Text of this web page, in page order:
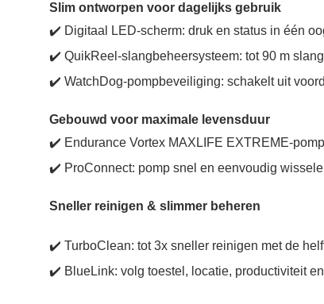
Slim ontworpen voor dagelijks gebruik
✔️ Digitaal LED-scherm: druk en status in één
✔️ QuikReel-slangbeheersysteem: tot 90 m
✔️ WatchDog-pompbeveiliging: schakelt uit
Gebouwd voor maximale levensduur
✔️ Endurance Vortex MAXLIFE EXTREME-
✔️ ProConnect: pomp snel en eenvoudig
Sneller reinigen & slimmer beheren
✔️ TurboClean: tot 3x sneller reinigen met de
✔️ BlueLink: volg toestel, locatie, productiviteit